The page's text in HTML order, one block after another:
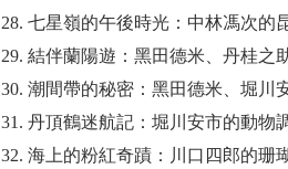
28. 七星嶺的午後時光：中林馮次的
29. 結伴蘭陽遊：黑田德米、丹桂之
30. 潮間帶的秘密：黑田德米、堀川
31. 丹頂鶴迷航記：堀川安市的動物
32. 海上的粉紅奇蹟：川口四郎的珊